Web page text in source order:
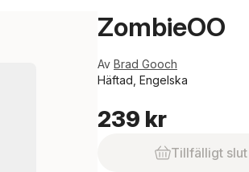
ZombieOO
Av Brad Gooch
Häftad, Engelska
239 kr
Tillfälligt slut